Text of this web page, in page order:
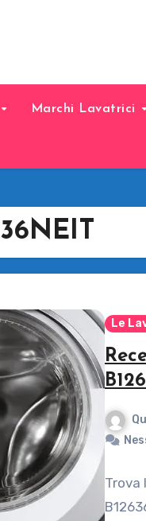
Marchi Lavatrici
Le
Trova